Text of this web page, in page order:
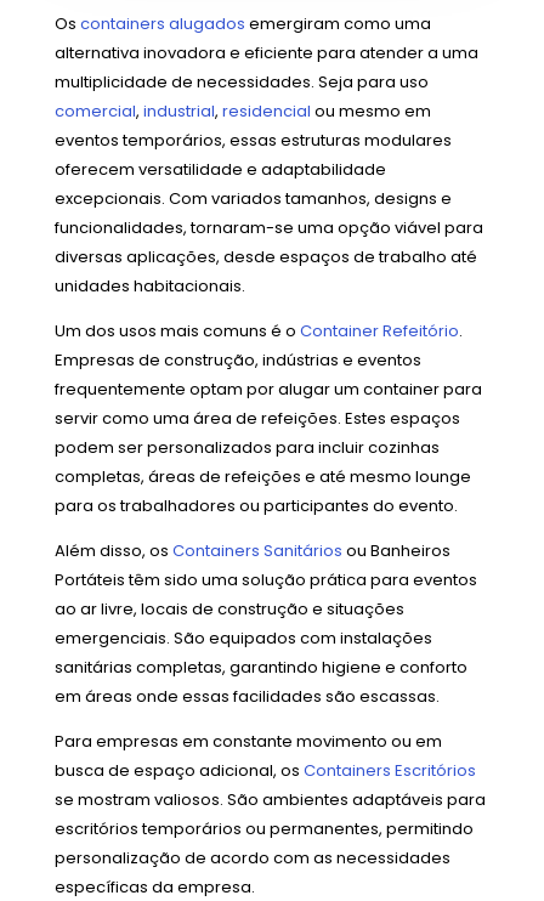
Os containers alugados emergiram como uma
alternativa inovadora e eficiente para atender a uma
multiplicidade de necessidades. Seja para uso
comercial, industrial, residencial ou mesmo em
eventos temporários, essas estruturas modulares
oferecem versatilidade e adaptabilidade
excepcionais. Com variados tamanhos, designs e
funcionalidades, tornaram-se uma opção viável para
diversas aplicações, desde espaços de trabalho até
unidades habitacionais.
Um dos usos mais comuns é o Container Refeitório.
Empresas de construção, indústrias e eventos
frequentemente optam por alugar um container para
servir como uma área de refeições. Estes espaços
podem ser personalizados para incluir cozinhas
completas, áreas de refeições e até mesmo lounge
para os trabalhadores ou participantes do evento.
Além disso, os Containers Sanitários ou Banheiros
Portáteis têm sido uma solução prática para eventos
ao ar livre, locais de construção e situações
emergenciais. São equipados com instalações
sanitárias completas, garantindo higiene e conforto
em áreas onde essas facilidades são escassas.
Para empresas em constante movimento ou em
busca de espaço adicional, os Containers Escritórios
se mostram valiosos. São ambientes adaptáveis para
escritórios temporários ou permanentes, permitindo
personalização de acordo com as necessidades
específicas da empresa.